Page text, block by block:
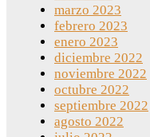
marzo 2023
febrero 2023
enero 2023
diciembre 2022
noviembre 2022
octubre 2022
septiembre 2022
agosto 2022